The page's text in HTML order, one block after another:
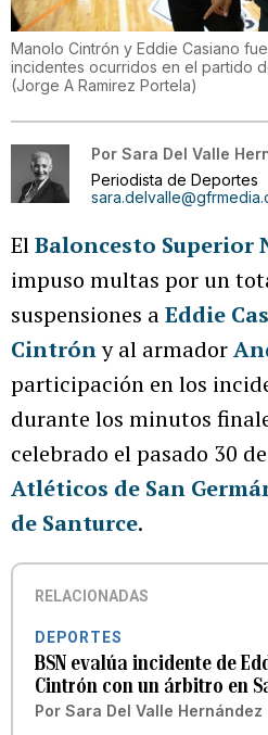
Manolo Cintrón y Eddie Casiano
incidentes ocurridos en el partido
(Jorge A Ramirez Portela)
Por Sara Del Valle
Periodista de Deportes
ElBaloncesto Superior
impuso multas por un
suspensiones aEddie
Cintróny al armador
participación en los
durante los minutos
celebrado el pasado 30
Atléticos de San
de Santurce.
RELACIONADAS
DEPORTES
BSN evalúa incidente de
Cintrón con un árbitro en
Por Sara Del Valle Hernández